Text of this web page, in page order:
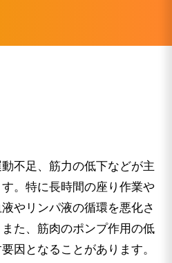
不足、筋力の低下などが主
。特に長時間の座り作業や
やリンパ液の循環を悪化さ
た、筋肉のポンプ作用の低
因となることがあります。